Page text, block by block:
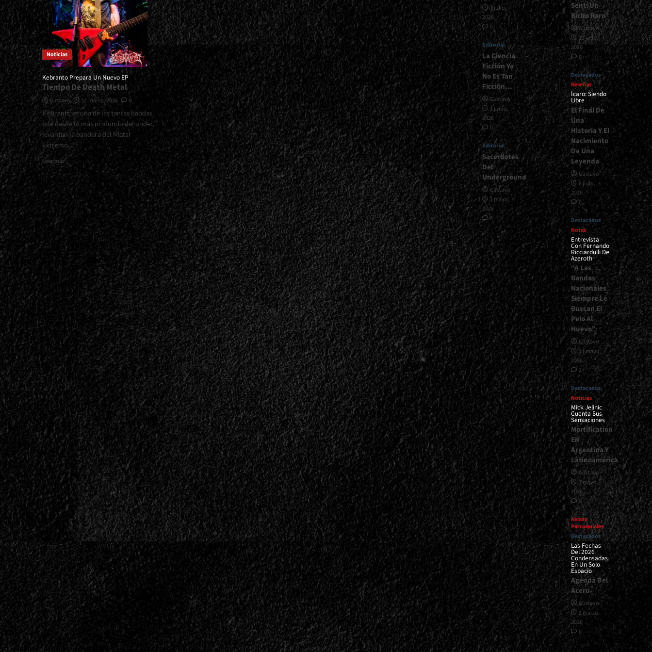
Noticias
Kebranto Prepara Un Nuevo EP
Tiempo De Death Metal
Gustavo 11 marzo, 2026
0
Kebranto es una de las tantas bandas
que desde lo más profundo del under,
levantan la bandera del Metal
Extremo....
Leer másRead
more
about
<small>Kebranto
Prepara
Un
Nuevo
EP<span>
|
</span>
</small>
<div>Tiempo
De
Death
Metal</div>
1 julio,
2026
0
Editorial
La Ciencia
Ficción Ya
No Es Tan
Ficción…
Gustavo
1 junio,
2026
0
Editorial
Sacerdotes
Del
Underground
Gustavo
1 mayo,
2026
0
Sentí Un
Bicho Raro”
Gustavo
13 julio,
2026
0
Destacados
Reseñas
Ícaro: Siendo
Libre
El Final De
Una
Historia Y El
Nacimiento
De Una
Leyenda
Gustavo
8 julio,
2026
0
Destacados
Notas
Entrevista
Con Fernando
Ricciardulli De
Azeroth
“A Las
Bandas
Nacionales
Siempre Le
Buscan El
Pelo Al
Huevo”
Gustavo
21 mayo,
2026
2
Destacados
Noticias
Mick Jelinic
Cuenta Sus
Sensaciones
Mortification
En
Argentina Y
Latinoamérica
Gustavo
7 mayo,
2026
0
Avisos
Parroquiales
Destacados
Las Fechas
Del 2026
Condensadas
En Un Solo
Espacio
Agenda Del
Acero
Gustavo
2 marzo,
2026
0